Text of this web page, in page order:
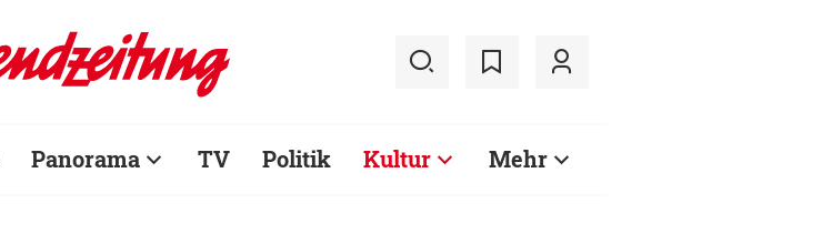
Panorama TV Politik Kultur Mehr